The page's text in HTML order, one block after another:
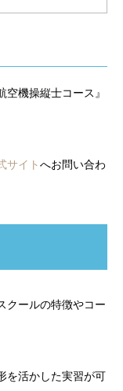
機操縦士コース』
サイトへお問い合わ
クールの特徴やコー
を活かした実習が可